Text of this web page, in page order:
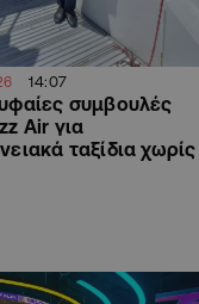
14:07
συμβουλές
Air για
ταξίδια χωρίς